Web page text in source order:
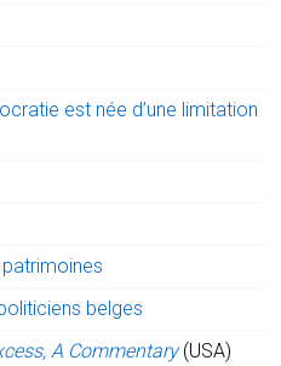
est née d’une limitation
belges
A Commentary (USA)